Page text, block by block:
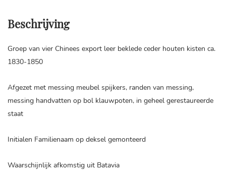
Beschrijving
Groep van vier Chinees export leer beklede ceder houten kisten ca.
1830-1850
Afgezet met messing meubel spijkers, randen van messing,
messing handvatten op bol klauwpoten, in geheel gerestaureerde
staat
Initialen Familienaam op deksel gemonteerd
Waarschijnlijk afkomstig uit Batavia